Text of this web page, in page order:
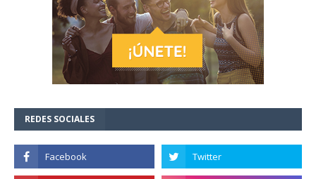
REDES SOCIALES